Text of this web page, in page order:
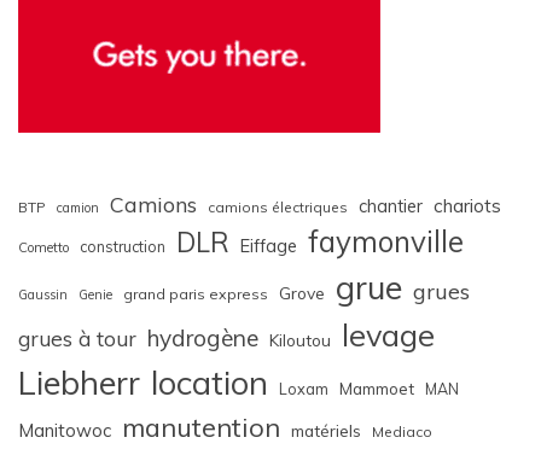
BTP camion Camions camions électriques chantier chariots
Cometto construction DLR Eiffage faymonville
Gaussin Genie grand paris express Grove grue grues
grues à tour hydrogène Kiloutou levage
Liebherr location Loxam Mammoet MAN
Manitowoc manutention matériels Mediaco